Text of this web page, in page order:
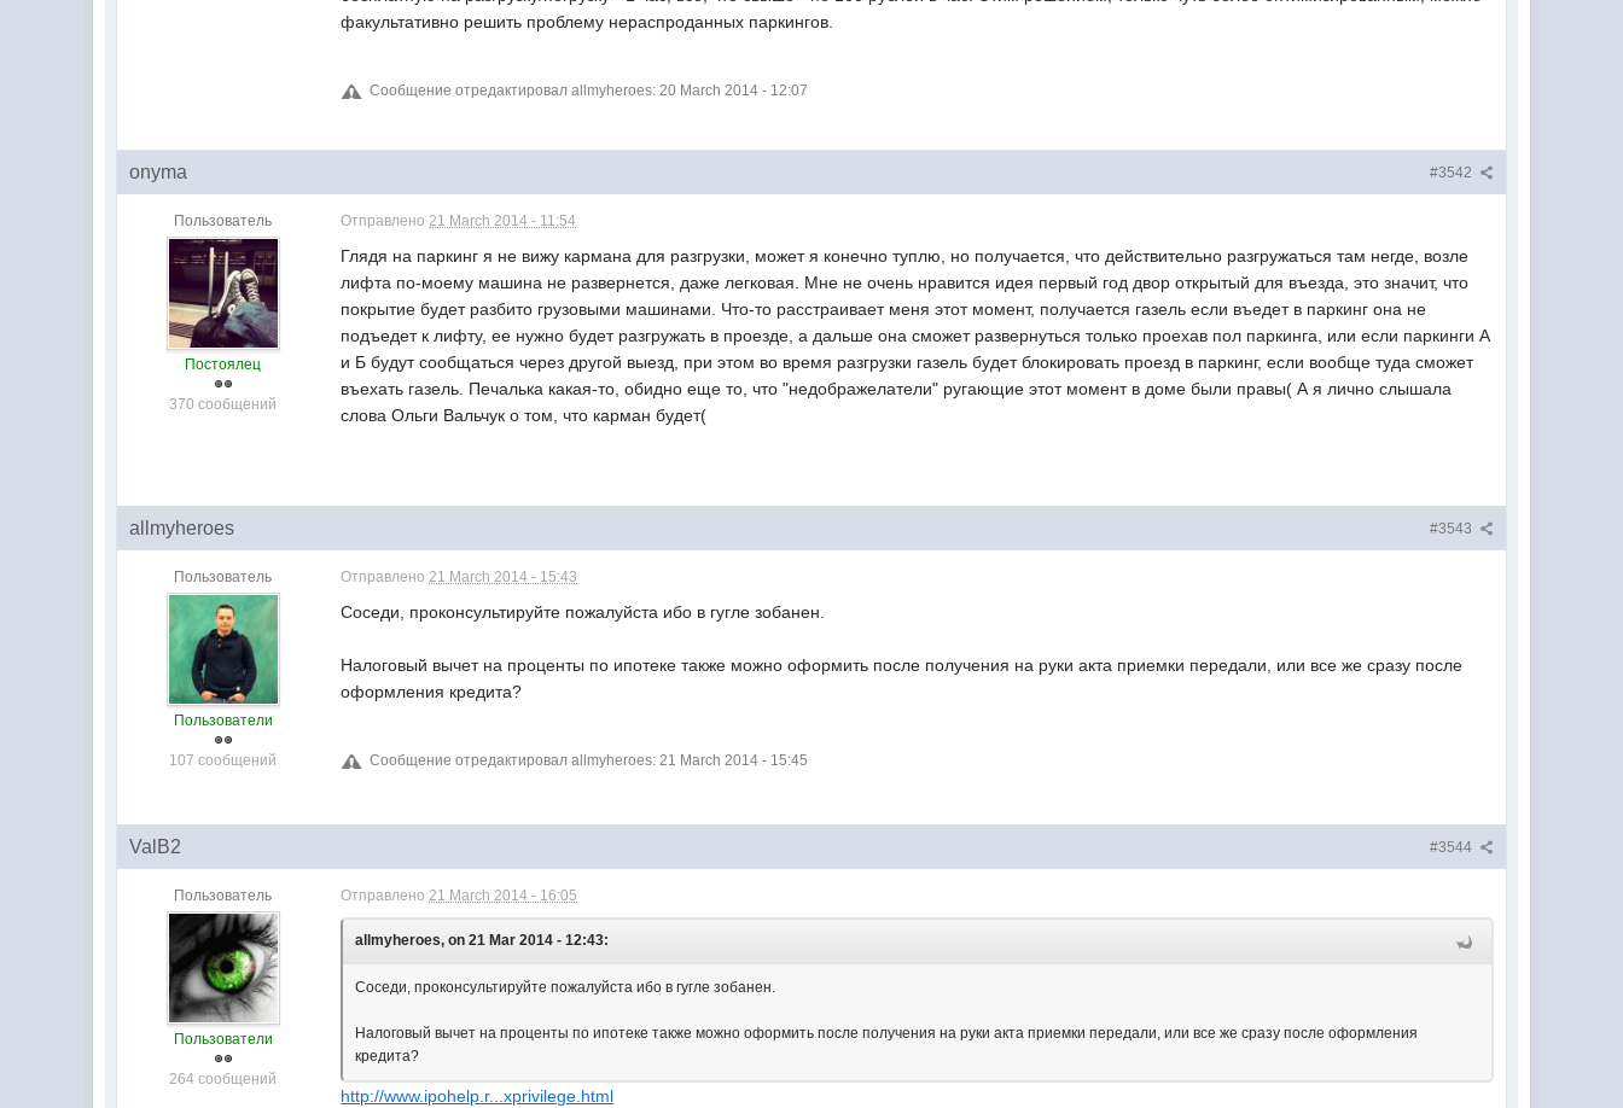
факультативно решить проблему нераспроданных паркингов.
Сообщение отредактировал allmyheroes: 20 March 2014 - 12:07
#3542
onyma
Пользователь
Постоялец
370 сообщений
Отправлено21 March 2014 - 11:54
Глядя на паркинг я не вижу кармана для разгрузки, может я конечно туплю, но получается, что действительно разгружаться там негде, возле
лифта по-моему машина не развернется, даже легковая. Мне не очень нравится идея первый год двор открытый для въезда, это значит, что
покрытие будет разбито грузовыми машинами. Что-то расстраивает меня этот момент, получается газель если въедет в паркинг она не
подъедет к лифту, ее нужно будет разгружать в проезде, а дальше она сможет развернуться только проехав пол паркинга, или если паркинги А
и Б будут сообщаться через другой выезд, при этом во время разгрузки газель будет блокировать проезд в паркинг, если вообще туда сможет
въехать газель. Печалька какая-то, обидно еще то, что "недображелатели" ругающие этот момент в доме были правы( А я лично слышала
слова Ольги Вальчук о том, что карман будет(
#3543
allmyheroes
Пользователь
Пользователи
107 сообщений
Отправлено21 March 2014 - 15:43
Соседи, проконсультируйте пожалуйста ибо в гугле зобанен.
Налоговый вычет на проценты по ипотеке также можно оформить после получения на руки акта приемки передали, или все же сразу после
оформления кредита?
Сообщение отредактировал allmyheroes: 21 March 2014 - 15:45
#3544
ValB2
Пользователь
Пользователи
264 сообщений
Отправлено21 March 2014 - 16:05
allmyheroes, on 21 Mar 2014 - 12:43:
Соседи, проконсультируйте пожалуйста ибо в гугле зобанен.
Налоговый вычет на проценты по ипотеке также можно оформить после получения на руки акта приемки передали, или все же сразу после оформления
кредита?
http://www.ipohelp.r...xprivilege.html